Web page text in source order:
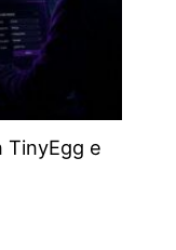
TinyEgg e